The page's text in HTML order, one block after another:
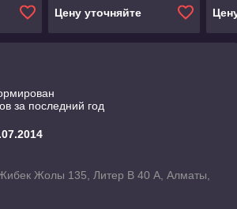
Цену уточняйте
за последний год
Жолы 135, Литер В 40 А, Алматы,